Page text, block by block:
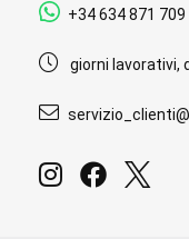
+34 634 871 709
giorni lavorativi,